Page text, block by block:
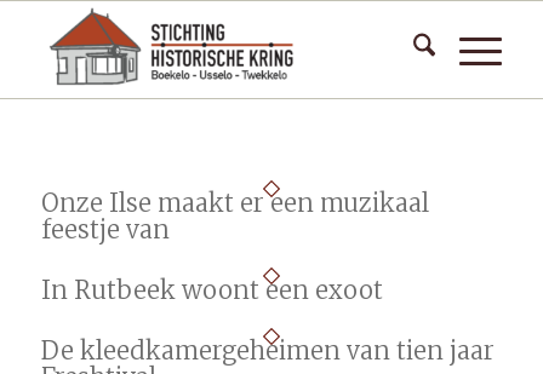
Onze Ilse maakt er een muzikaal
feestje van
In Rutbeek woont een exoot
De kleedkamergeheimen van tien jaar